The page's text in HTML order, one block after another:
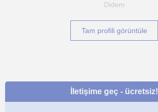
Didem
Tam profili görüntüle
İletişime geç - ücretsiz!